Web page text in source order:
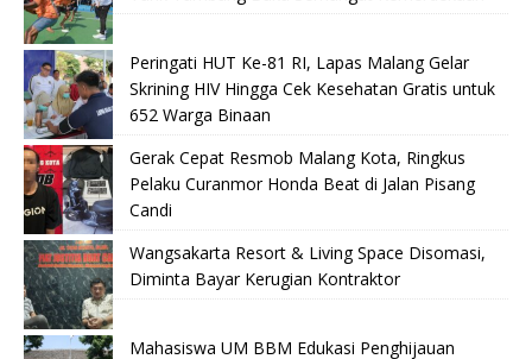
Peringati HUT Ke-81 RI, Lapas Malang Gelar
Skrining HIV Hingga Cek Kesehatan Gratis untuk
652 Warga Binaan
Gerak Cepat Resmob Malang Kota, Ringkus
Pelaku Curanmor Honda Beat di Jalan Pisang
Candi
Wangsakarta Resort & Living Space Disomasi,
Diminta Bayar Kerugian Kontraktor
Mahasiswa UM BBM Edukasi Penghijauan